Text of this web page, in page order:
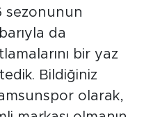
sezonunun
da
bir yaz
Bildiğiniz
olarak,